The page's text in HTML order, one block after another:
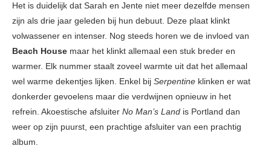
Het is duidelijk dat Sarah en Jente niet meer dezelfde mensen
zijn als drie jaar geleden bij hun debuut. Deze plaat klinkt
volwassener en intenser. Nog steeds horen we de invloed van
Beach House maar het klinkt allemaal een stuk breder en
warmer. Elk nummer staalt zoveel warmte uit dat het allemaal
wel warme dekentjes lijken. Enkel bij Serpentine klinken er wat
donkerder gevoelens maar die verdwijnen opnieuw in het
refrein. Akoestische afsluiter No Man’s Land is Portland dan
weer op zijn puurst, een prachtige afsluiter van een prachtig
album.